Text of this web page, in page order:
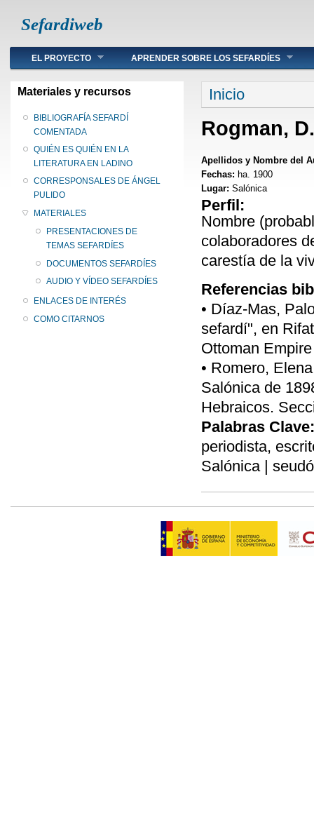
Sefardiweb
Main menu
EL PROYECTO APRENDER SOBRE LOS SEFARDÍES
Materiales y recursos
BIBLIOGRAFÍA SEFARDÍ
COMENTADA
QUIÉN ES QUIÉN EN LA
LITERATURA EN LADINO
CORRESPONSALES DE ÁNGEL
PULIDO
MATERIALES
PRESENTACIONES DE
TEMAS SEFARDÍES
DOCUMENTOS SEFARDÍES
AUDIO Y VÍDEO SEFARDÍES
ENLACES DE INTERÉS
COMO CITARNOS
Se encuentra
Inicio
Rogman, D.
Apellidos y Nombre del
Fechas: ha. 1900
Lugar: Salónica
Perfil:
Nombre
colaboradores
carestía de la
Referencias
• Díaz-Mas,
sefardí", en
Ottoman
• Romero,
Salónica de
Hebraicos.
Palabras Clave:
periodista,
Salónica |